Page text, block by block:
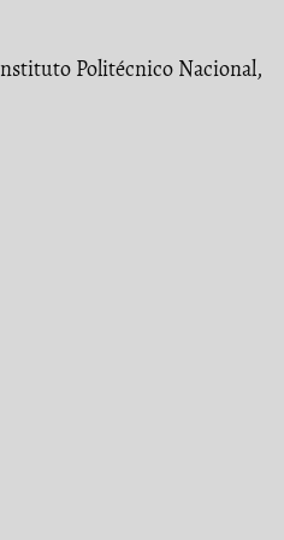
Politécnico Nacional,